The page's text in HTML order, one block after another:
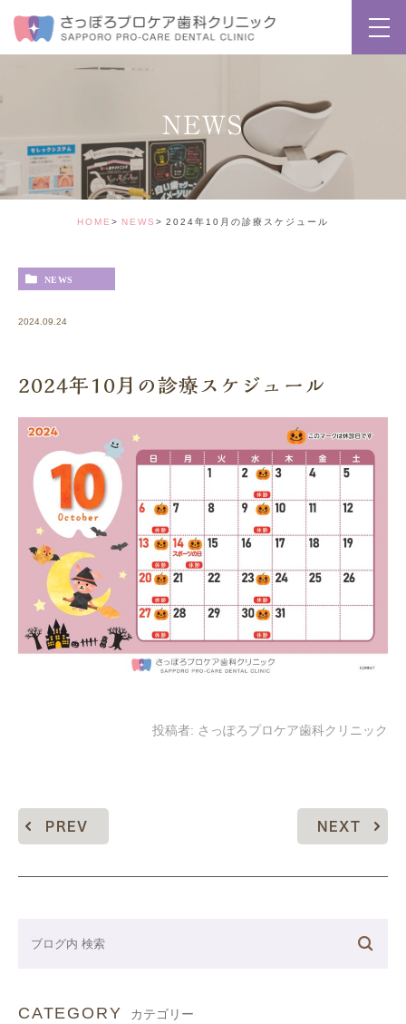
NEWS
HOME NEWS 2024年10月の診療スケジュール
NEWS
2024.09.24
2024年10月の診療スケジュール
投稿者: さっぽろプロケア歯科クリニック
PREV NEXT
CATEGORY カテゴリー